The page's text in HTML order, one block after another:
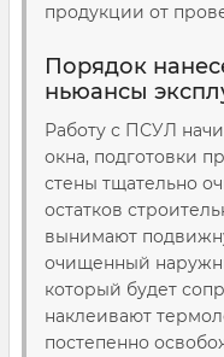
продукции от
Порядок
ньюансы
Работу с ПСУЛ
окна, подготовки
стены тщательно
остатков
вынимают
очищенный
который будет
наклеивают
постепенно